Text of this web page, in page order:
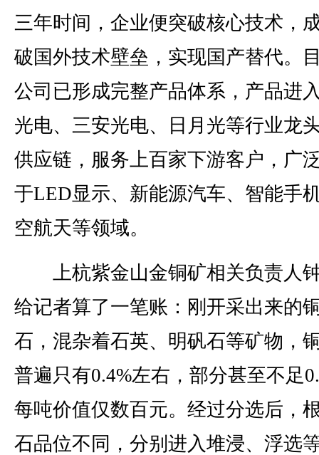
三年时间，企业便突破核心技术，
破国外技术壁垒，实现国产替代。
公司已形成完整产品体系，产品进
光电、三安光电、日月光等行业龙
供应链，服务上百家下游客户，广
于LED显示、新能源汽车、智能手
空航天等领域。
上杭紫金山金铜矿相关负责人
给记者算了一笔账：刚开采出来的
石，混杂着石英、明矾石等矿物，
普遍只有0.4%左右，部分甚至不足
每吨价值仅数百元。经过分选后，
石品位不同，分别进入堆浸、浮选